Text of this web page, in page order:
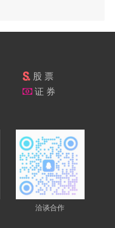
股 票
证 券
洽谈合作